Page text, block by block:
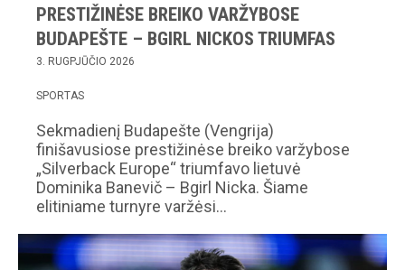
PRESTIŽINĖSE BREIKO VARŽYBOSE
BUDAPEŠTE – BGIRL NICKOS TRIUMFAS
3. RUGPJŪČIO 2026
SPORTAS
Sekmadienį Budapešte (Vengrija)
finišavusiose prestižinėse breiko varžybose
„Silverback Europe“ triumfavo lietuvė
Dominika Banevič – Bgirl Nicka. Šiame
elitiniame turnyre varžėsi…